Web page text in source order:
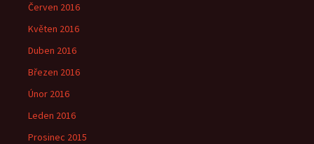
Červen 2016
Květen 2016
Duben 2016
Březen 2016
Únor 2016
Leden 2016
Prosinec 2015